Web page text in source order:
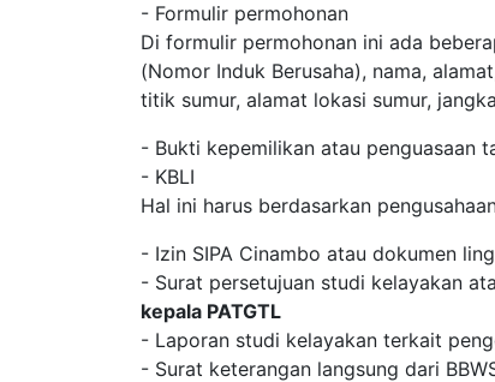
- Formulir permohonan
Di formulir permohonan ini ada
(Nomor Induk Berusaha), nama,
titik sumur, alamat lokasi sumur,
- Bukti kepemilikan atau penguasaan
- KBLI
Hal ini harus berdasarkan
- Izin SIPA Cinambo atau dokumen
- Surat persetujuan studi kelayakan
kepala PATGTL
- Laporan studi kelayakan terkait
- Surat keterangan langsung dari